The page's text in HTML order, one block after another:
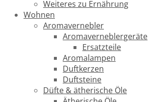
Weiteres zu Ernährung
Wohnen
Aromavernebler
Aromaverneblergeräte
Ersatzteile
Aromalampen
Duftkerzen
Duftsteine
Düfte & ätherische Öle